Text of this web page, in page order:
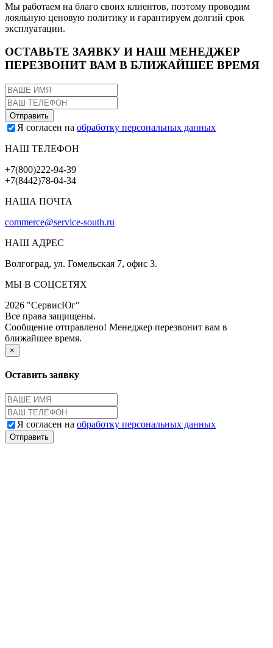
Мы работаем на благо своих клиентов, поэтому проводим
лояльную ценовую политику и гарантируем долгий срок
эксплуатации.
ОСТАВЬТЕ ЗАЯВКУ И НАШ МЕНЕДЖЕР
ПЕРЕЗВОНИТ ВАМ В БЛИЖАЙШЕЕ ВРЕМЯ
Я согласен на обработку персональных данных
НАШ ТЕЛЕФОН
+7(800)222-94-39
+7(8442)78-04-34
НАША ПОЧТА
commerce@service-south.ru
НАШ АДРЕС
Волгоград, ул. Гомельская 7, офис 3.
МЫ В СОЦСЕТЯХ
2026 "СервисЮг"
Все права защищены.
Сообщение отправлено! Менеджер перезвонит вам в
ближайшее время.
×
Оставить заявку
Я согласен на обработку персональных данных